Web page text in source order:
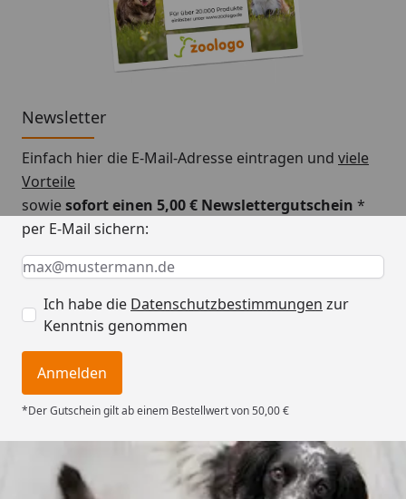
Newsletter
Einfach hier die E-Mail-Adresse eintragen und viele
Vorteile
sowiesofort einen 5,00 € Newslettergutschein *
per E-Mail sichern:
Keine Eingabe erforderlich
Eingabe erforderlich
E-Mail *
Ich habe die Datenschutzbestimmungen zur
Kenntnis genommen
Anmelden
*Der Gutschein gilt ab einem Bestellwert von 50,00 €